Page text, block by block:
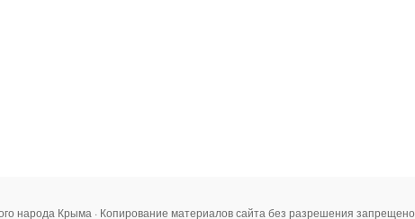
народа Крыма · Копирование материалов сайта без разрешения запрещено